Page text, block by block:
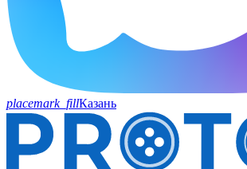
placemark_fillКазань